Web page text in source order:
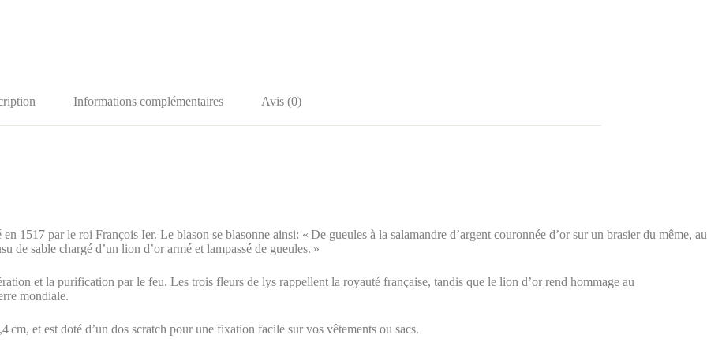
Informations complémentaires Avis (0)
en 1517 par le roi François Ier. Le blason se blasonne ainsi: « De gueules à la salamandre d’argent couronnée d’or sur un brasier du même, au
de sable chargé d’un lion d’or armé et lampassé de gueules. »
et la purification par le feu. Les trois fleurs de lys rappellent la royauté française, tandis que le lion d’or rend hommage au
mondiale.
et est doté d’un dos scratch pour une fixation facile sur vos vêtements ou sacs.